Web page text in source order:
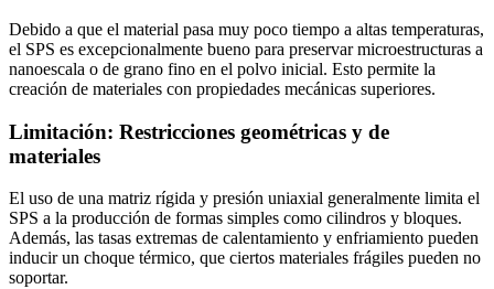
Debido a que el material pasa muy poco tiempo a altas temperaturas,
el SPS es excepcionalmente bueno para preservar microestructuras a
nanoescala o de grano fino en el polvo inicial. Esto permite la
creación de materiales con propiedades mecánicas superiores.
Limitación: Restricciones geométricas y de
materiales
El uso de una matriz rígida y presión uniaxial generalmente limita el
SPS a la producción de formas simples como cilindros y bloques.
Además, las tasas extremas de calentamiento y enfriamiento pueden
inducir un choque térmico, que ciertos materiales frágiles pueden no
soportar.